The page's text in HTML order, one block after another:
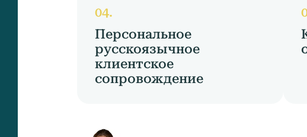
Персональное
русскоязычное
клиентское
сопровождение